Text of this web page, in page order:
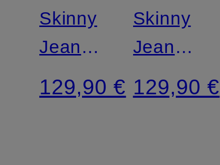
Skinny
Jeans
TILLAA
129,90 €
Skinny
Jeans
TILLAA
129,90 €